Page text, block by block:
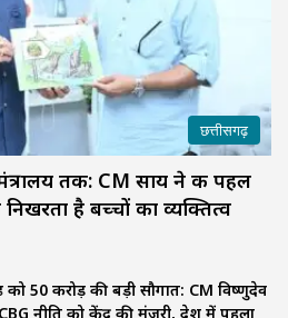
छत्तीसगढ़
तक: CM साय ने की पहल
है बच्चों का व्यक्तित्व
को 50 करोड़ की बड़ी सौगात: CM विष्णुदेव
नीति को केंद्र की मंजूरी, देश में पहला